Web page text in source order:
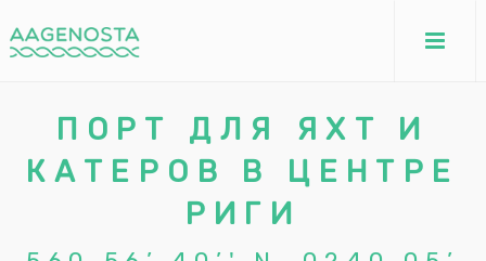
ПОРТ ДЛЯ ЯХТ И
КАТЕРОВ В ЦЕНТРЕ
РИГИ